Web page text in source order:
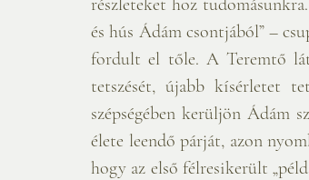
és hús Ádám csontjából” –
fordult el tőle. A Teremtő
tetszését, újabb kísérletet
szépségében kerüljön Ádám
élete leendő párját, azon
hogy az első félresikerült